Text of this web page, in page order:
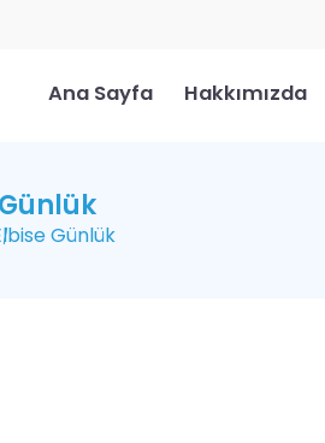
Ana Sayfa Hakkımızda
Günlük